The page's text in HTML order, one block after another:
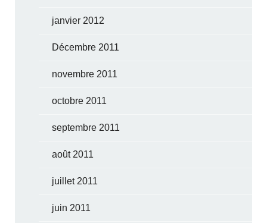
janvier 2012
Décembre 2011
novembre 2011
octobre 2011
septembre 2011
août 2011
juillet 2011
juin 2011